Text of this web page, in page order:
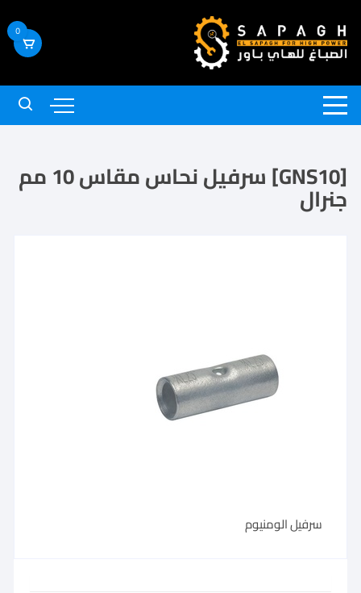
0
[GNS10] سرفيل نحاس مقاس 10 مم
جنرال
سرفيل الومنيوم